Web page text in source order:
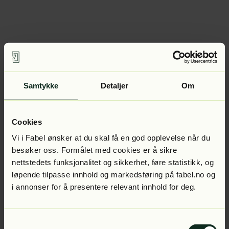
Samtykke Detaljer Om
Cookies
Vi i Fabel ønsker at du skal få en god opplevelse når du
besøker oss. Formålet med cookies er å sikre
nettstedets funksjonalitet og sikkerhet, føre statistikk, og
løpende tilpasse innhold og markedsføring på fabel.no og
i annonser for å presentere relevant innhold for deg.